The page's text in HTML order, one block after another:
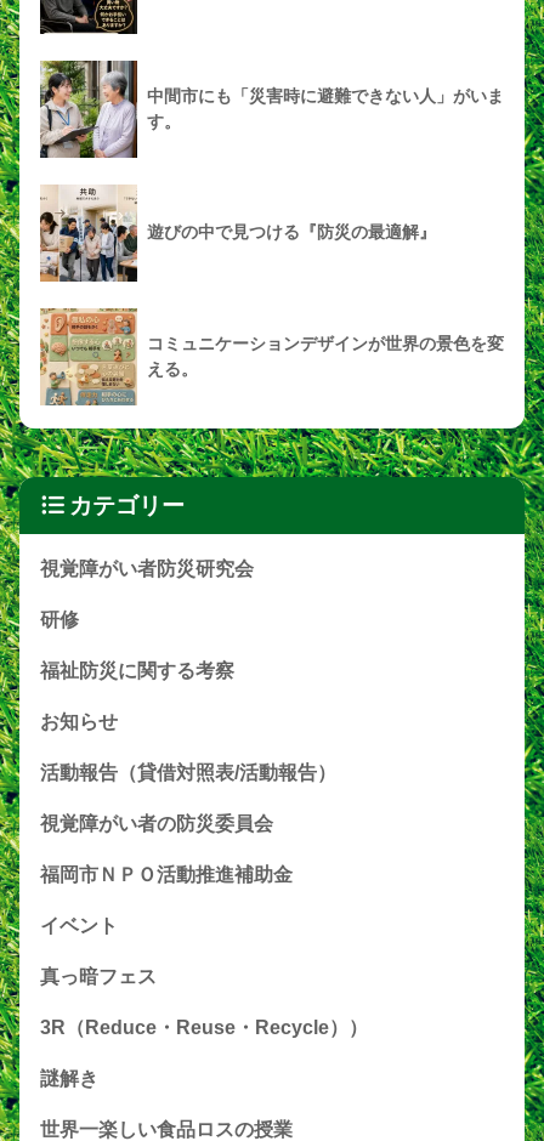
中間市にも「災害時に避難できない人」がいま
す。
遊びの中で見つける『防災の最適解』
コミュニケーションデザインが世界の景色を変
える。
カテゴリー
視覚障がい者防災研究会
研修
福祉防災に関する考察
お知らせ
活動報告（貸借対照表/活動報告）
視覚障がい者の防災委員会
福岡市ＮＰＯ活動推進補助金
イベント
真っ暗フェス
3R（Reduce・Reuse・Recycle））
謎解き
世界一楽しい食品ロスの授業